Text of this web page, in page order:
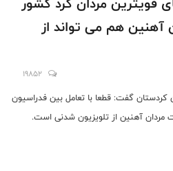
آهنین هم می تواند از
19852
گفت: قطعا با تعامل بین فدراسیون
آهنین از تلویزیون شدنی است.